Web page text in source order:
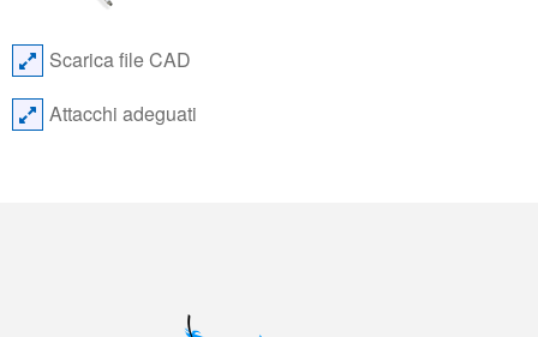
Scarica file CAD
Attacchi adeguati